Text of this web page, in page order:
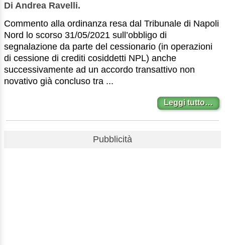
Di Andrea Ravelli.
Commento alla ordinanza resa dal Tribunale di Napoli
Nord lo scorso 31/05/2021 sull’obbligo di
segnalazione da parte del cessionario (in operazioni
di cessione di crediti cosiddetti NPL) anche
successivamente ad un accordo transattivo non
novativo già concluso tra ...
Leggi tutto…
Pubblicità